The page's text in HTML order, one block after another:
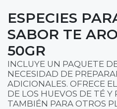
ESPECIES
SABOR TE
50GR
INCLUYE UN PAQUETE
NECESIDAD DE
ADICIONALES. OFRECE
DE LOS HUEVOS DE TÉ Y
TAMBIÉN PARA OTROS